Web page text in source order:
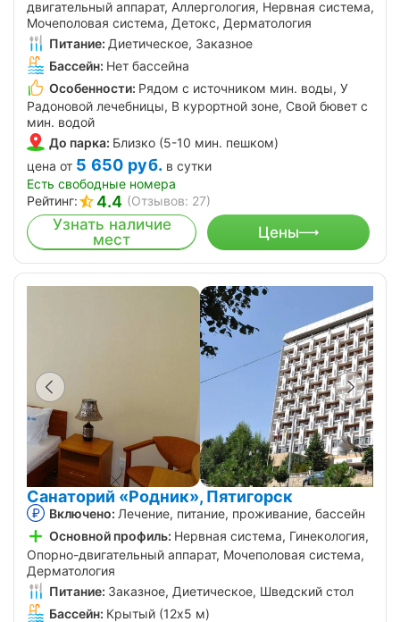
двигательный аппарат, Аллергология, Нервная система,
Мочеполовая система, Детокс, Дерматология
Питание: Диетическое, Заказное
Бассейн: Нет бассейна
Особенности: Рядом с источником мин. воды, У
Радоновой лечебницы, В курортной зоне, Свой бювет с
мин. водой
До парка: Близко (5-10 мин. пешком)
цена от 5 650 руб. в сутки
Есть свободные номера
Рейтинг:
4.4 (Отзывов: 27)
Узнать наличие
мест
Цены
Санаторий «Родник», Пятигорск
Включено: Лечение, питание, проживание, бассейн
Основной профиль: Нервная система, Гинекология,
Опорно-двигательный аппарат, Мочеполовая система,
Дерматология
Питание: Заказное, Диетическое, Шведский стол
Бассейн: Крытый (12х5 м)